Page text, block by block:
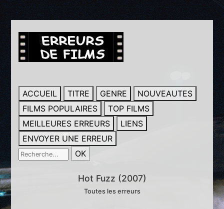
ACCUEIL TITRE GENRE
NOUVEAUTES
FILMS POPULAIRES
TOP FILMS
MEILLEURES ERREURS
LIENS
ENVOYER UNE ERREUR
Hot Fuzz (2007)
Toutes les erreurs